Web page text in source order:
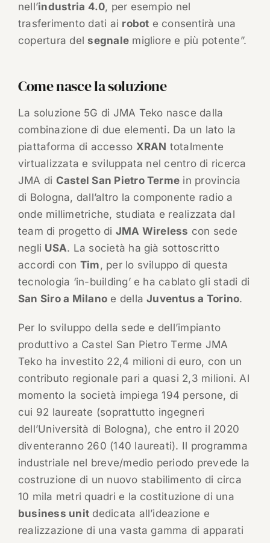
nell’industria 4.0, per esempio nel
trasferimento dati ai robot e consentirà una
copertura del segnale migliore e più potente”.
Come nasce la soluzione
La soluzione 5G di JMA Teko nasce dalla
combinazione di due elementi. Da un lato la
piattaforma di accesso XRAN totalmente
virtualizzata e sviluppata nel centro di ricerca
JMA di Castel San Pietro Terme in provincia
di Bologna, dall’altro la componente radio a
onde millimetriche, studiata e realizzata dal
team di progetto di JMA Wireless con sede
negli USA. La società ha già sottoscritto
accordi con Tim, per lo sviluppo di questa
tecnologia ‘in-building’ e ha cablato gli stadi di
San Siro a Milano e dellaJuventus a Torino.
Per lo sviluppo della sede e dell’impianto
produttivo a Castel San Pietro Terme JMA
Teko ha investito 22,4 milioni di euro, con un
contributo regionale pari a quasi 2,3 milioni. Al
momento la società impiega 194 persone, di
cui 92 laureate (soprattutto ingegneri
dell’Università di Bologna), che entro il 2020
diventeranno 260 (140 laureati). Il programma
industriale nel breve/medio periodo prevede la
costruzione di un nuovo stabilimento di circa
10 mila metri quadri e la costituzione di una
business unit dedicata all’ideazione e
realizzazione di una vasta gamma di apparati